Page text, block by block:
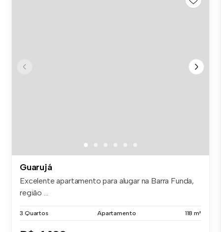
Guarujá
Excelente apartamento para alugar na Barra Funda,
região ...
3 Quartos Apartamento 118 m²